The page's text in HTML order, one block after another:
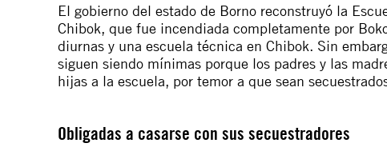
El gobierno del estado de Borno reconstruyó la
Chibok, que fue incendiada completamente por
diurnas y una escuela técnica en Chibok. Sin
siguen siendo mínimas porque los padres y las
hijas a la escuela, por temor a que sean
Obligadas a casarse con sus secuestradores